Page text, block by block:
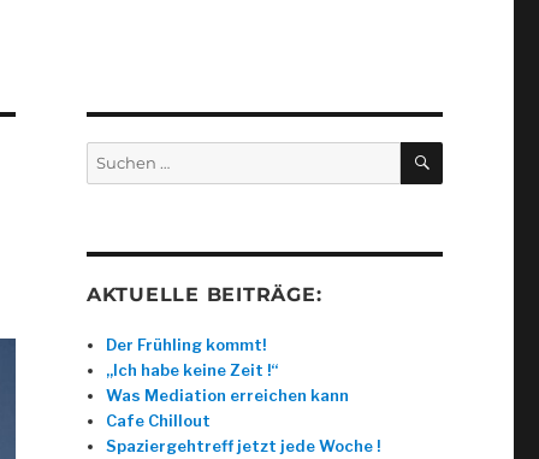
Suche
SUCHEN
AKTUELLE BEITRÄGE:
Der Frühling kommt!
„Ich habe keine Zeit !“
Was Mediation erreichen kann
Cafe Chillout
Spaziergehtreff jetzt jede Woche !